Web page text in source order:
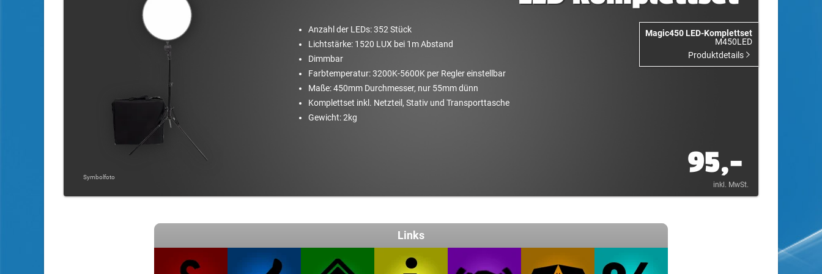
Symbolfoto
Anzahl der LEDs: 352 Stück
Lichtstärke: 1520 LUX bei 1m Abstand
Dimmbar
Farbtemperatur: 3200K-5600K per Regler einstellbar
Maße: 450mm Durchmesser, nur 55mm dünn
Komplettset inkl. Netzteil, Stativ und Transporttasche
Gewicht: 2kg
Magic450 LED-Komplettset
M450LED
Produktdetails
95,-
inkl. MwSt.
Links